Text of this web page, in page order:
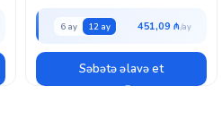
6 ay 12 ay 451,09 ₼
Səbətə əlavə et